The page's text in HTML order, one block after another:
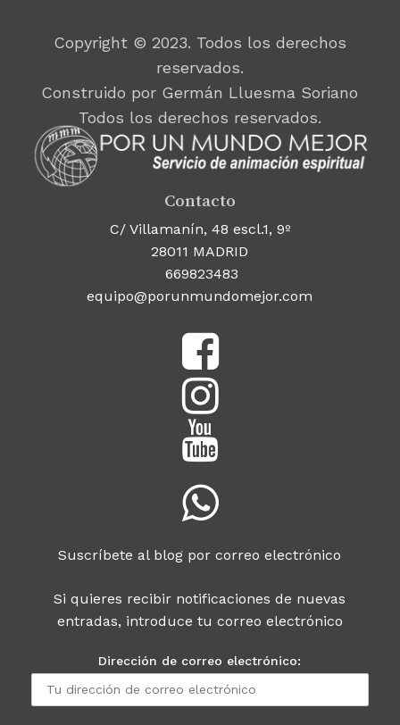
Copyright © 2023. Todos los derechos
reservados.
Construido por Germán Lluesma Soriano
Todos los derechos reservados.
Contacto
C/ Villamanín, 48 escl.1, 9º
28011 MADRID
669823483
equipo@porunmundomejor.com
Suscríbete al blog por correo electrónico
Si quieres recibir notificaciones de nuevas
entradas, introduce tu correo electrónico
Dirección de correo electrónico: